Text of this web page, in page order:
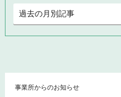
事業所からのお知らせ